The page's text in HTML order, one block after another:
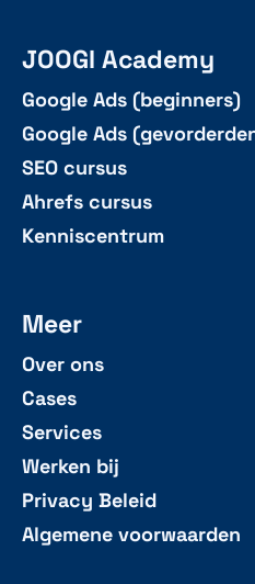
JOOGI Academy
Google Ads (beginners)
Google Ads
SEO cursus
Ahrefs cursus
Kenniscentrum
Meer
Over ons
Cases
Services
Werken bij
Privacy Beleid
Algemene voorwaarden